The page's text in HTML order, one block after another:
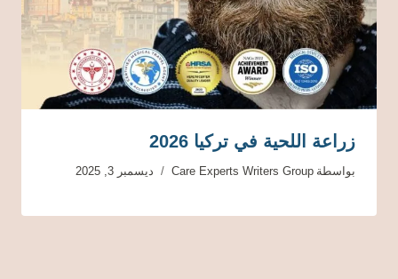
زراعة اللحية في تركيا 2026
بواسطة Care Experts Writers Group ديسمبر 3, 2025